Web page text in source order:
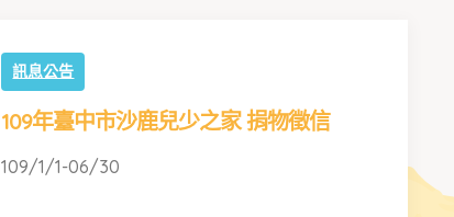
訊息公告
109年臺中市沙鹿兒少之家 捐物徵信
109/1/1-06/30